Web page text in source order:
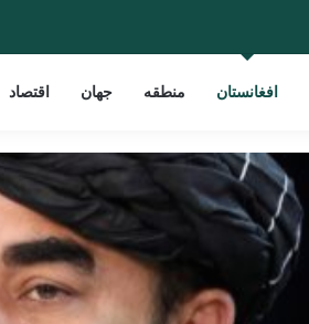
افغانستان منطقه جهان اقتصاد